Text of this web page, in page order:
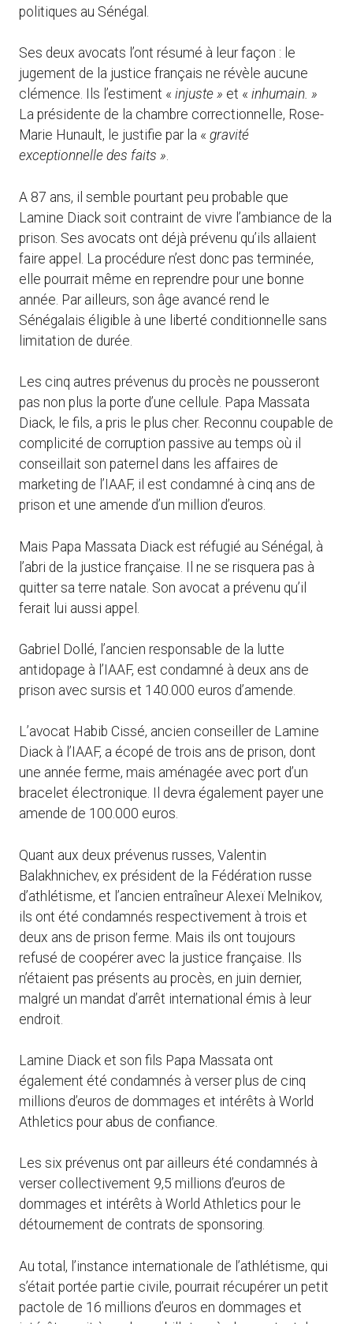
politiques au Sénégal.
Ses deux avocats l’ont résumé à leur façon : le
jugement de la justice français ne révèle aucune
clémence. Ils l’estiment « injuste » et « inhumain. »
La présidente de la chambre correctionnelle, Rose-
Marie Hunault, le justifie par la « gravité
exceptionnelle des faits ».
A 87 ans, il semble pourtant peu probable que
Lamine Diack soit contraint de vivre l’ambiance de la
prison. Ses avocats ont déjà prévenu qu’ils allaient
faire appel. La procédure n’est donc pas terminée,
elle pourrait même en reprendre pour une bonne
année. Par ailleurs, son âge avancé rend le
Sénégalais éligible à une liberté conditionnelle sans
limitation de durée.
Les cinq autres prévenus du procès ne pousseront
pas non plus la porte d’une cellule. Papa Massata
Diack, le fils, a pris le plus cher. Reconnu coupable de
complicité de corruption passive au temps où il
conseillait son paternel dans les affaires de
marketing de l’IAAF, il est condamné à cinq ans de
prison et une amende d’un million d’euros.
Mais Papa Massata Diack est réfugié au Sénégal, à
l’abri de la justice française. Il ne se risquera pas à
quitter sa terre natale. Son avocat a prévenu qu’il
ferait lui aussi appel.
Gabriel Dollé, l’ancien responsable de la lutte
antidopage à l’IAAF, est condamné à deux ans de
prison avec sursis et 140.000 euros d’amende.
L’avocat Habib Cissé, ancien conseiller de Lamine
Diack à l’IAAF, a écopé de trois ans de prison, dont
une année ferme, mais aménagée avec port d’un
bracelet électronique. Il devra également payer une
amende de 100.000 euros.
Quant aux deux prévenus russes, Valentin
Balakhnichev, ex président de la Fédération russe
d’athlétisme, et l’ancien entraîneur Alexeï Melnikov,
ils ont été condamnés respectivement à trois et
deux ans de prison ferme. Mais ils ont toujours
refusé de coopérer avec la justice française. Ils
n’étaient pas présents au procès, en juin dernier,
malgré un mandat d’arrêt international émis à leur
endroit.
Lamine Diack et son fils Papa Massata ont
également été condamnés à verser plus de cinq
millions d’euros de dommages et intérêts à World
Athletics pour abus de confiance.
Les six prévenus ont par ailleurs été condamnés à
verser collectivement 9,5 millions d’euros de
dommages et intérêts à World Athletics pour le
détournement de contrats de sponsoring.
Au total, l’instance internationale de l’athlétisme, qui
s’était portée partie civile, pourrait récupérer un petit
pactole de 16 millions d’euros en dommages et